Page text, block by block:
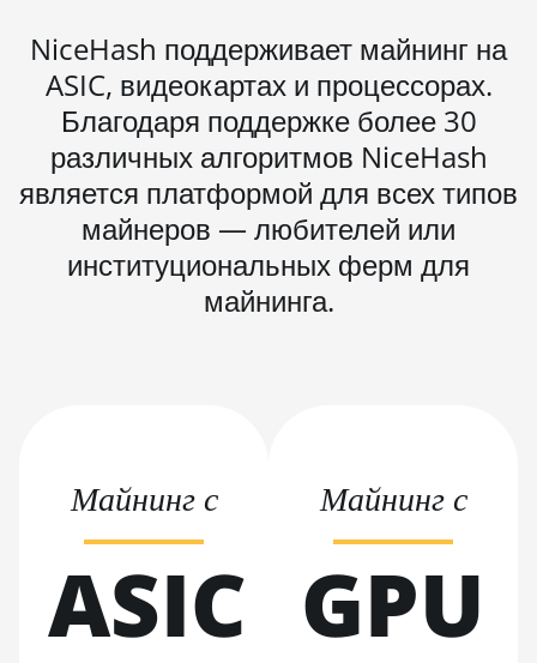
BITMAIN AntMiner S21 Pro
BITMAIN AntMiner S21 XP
(270Th)
BITMAIN AntMiner S21 XP Hyd
(473Th)
BITMAIN AntMiner S21 XP
Immersion (300Th)
BITMAIN AntMiner S21 XP+ Hyd
(430Th)
BITMAIN AntMiner S21e XP Hyd
BITMAIN AntMiner S21j XP Hyd
(495Th/s)
NiceHash поддерживает майнинг на
ASIC, видеокартах и процессорах.
Благодаря поддержке более 30
различных алгоритмов NiceHash
является платформой для всех типов
майнеров — любителей или
институциональных ферм для
майнинга.
Майнинг с
ASIC
Майнинг с
GPU